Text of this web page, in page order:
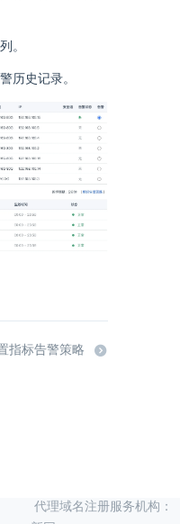
列。
历史记录。
指标告警策略
代理域名注册服务机构：